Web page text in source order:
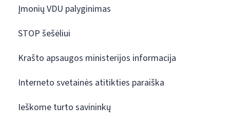
Įmonių VDU palyginimas
STOP šešėliui
Krašto apsaugos ministerijos informacija
Interneto svetainės atitikties paraiška
Ieškome turto savininkų